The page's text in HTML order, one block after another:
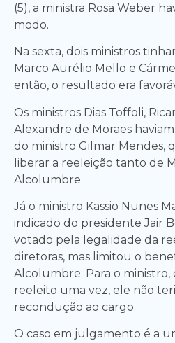
(5), a ministra Rosa Weber
modo.
Na sexta, dois ministros
Marco Aurélio Mello e
então, o resultado era
Os ministros Dias Toffoli,
Alexandre de Moraes
do ministro Gilmar Mendes,
liberar a reeleição tanto de
Alcolumbre.
Já o ministro Kassio Nunes
indicado do presidente Jair
votado pela legalidade da
diretoras, mas limitou o
Alcolumbre. Para o ministro,
reeleito uma vez, ele não
recondução ao cargo.
O caso em julgamento é a